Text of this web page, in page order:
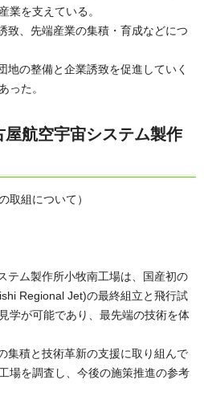
業を支えている。
致、先端産業の集積・育成などにつ
の整備と企業誘致を促進していく
った。
屋航空宇宙システム製作
取組について）
テム製作所小牧南工場は、国産初の
Regional Jet)の最終組立と飛行試
学が可能であり、最先端の技術を体
集積と技術革新の支援に取り組んで
場を調査し、今後の施策推進の参考